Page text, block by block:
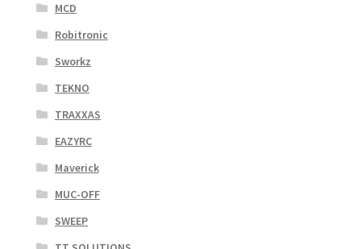
MCD
Robitronic
Sworkz
TEKNO
TRAXXAS
EAZYRC
Maverick
MUC-OFF
SWEEP